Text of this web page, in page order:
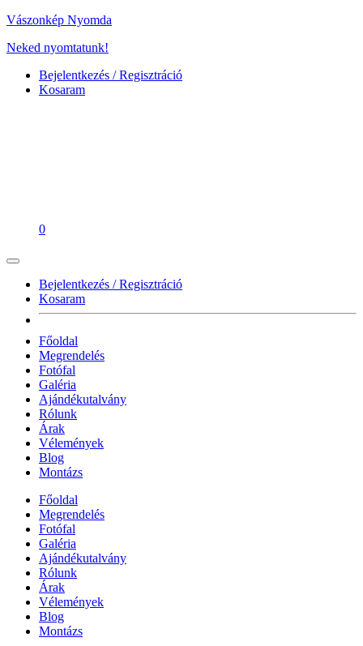
Vászonkép Nyomda
Neked nyomtatunk!
Bejelentkezés / Regisztráció
Kosaram
0
Bejelentkezés / Regisztráció
Kosaram
Főoldal
Megrendelés
Fotófal
Galéria
Ajándékutalvány
Rólunk
Árak
Vélemények
Blog
Montázs
Főoldal
Megrendelés
Fotófal
Galéria
Ajándékutalvány
Rólunk
Árak
Vélemények
Blog
Montázs